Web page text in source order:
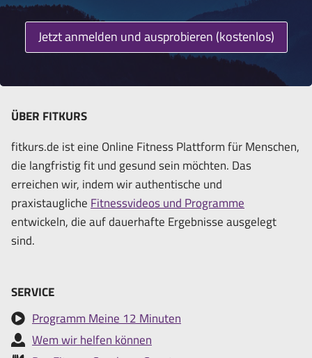
Jetzt anmelden und ausprobieren (kostenlos)
ÜBER FITKURS
fitkurs.de ist eine Online Fitness Plattform für Menschen,
die langfristig fit und gesund sein möchten. Das
erreichen wir, indem wir authentische und
praxistaugliche Fitnessvideos und Programme
entwickeln, die auf dauerhafte Ergebnisse ausgelegt
sind.
SERVICE
Programm Meine 12 Minuten
Wem wir helfen können